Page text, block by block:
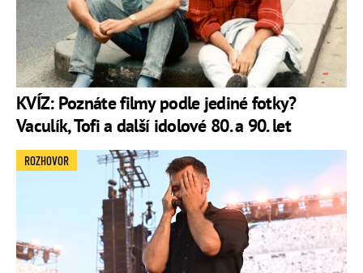
KVÍZ: Poznáte filmy podle jediné fotky?
Vaculík, Tofi a další idolové 80. a 90. let
ROZHOVOR